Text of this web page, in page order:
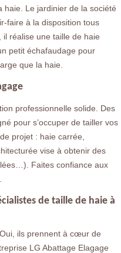
haie. Le jardinier de la société
faire à la disposition tous
réalise une taille de haie
petit échafaudage pour
que la haie.
professionnelle solide. Des
pour s’occuper de tailler vos
projet : haie carrée,
vise à obtenir des
Faites confiance aux
de taille de haie à
ils prennent à cœur de
LG Abattage Elagage